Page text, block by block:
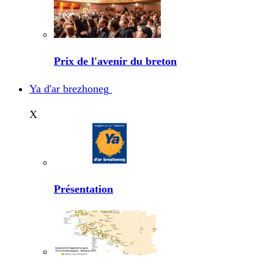
Prix de l'avenir du breton
Ya d'ar brezhoneg
X
Présentation